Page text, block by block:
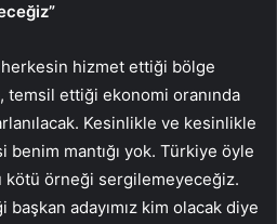
hizmet ettiği bölge
temsil ettiği ekonomi oranında
Kesinlikle ve kesinlikle
benim mantığı yok. Türkiye öyle
örneği sergilemeyeceğiz.
adayımız kim olacak diye